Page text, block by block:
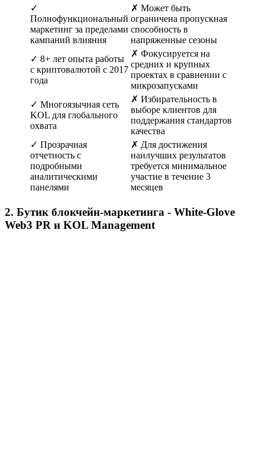
✓
Полнофункциональный
маркетинг за пределами
кампаний влияния
✗ Может быть
ограничена пропускная
способность в
напряженные сезоны
✓ 8+ лет опыта работы
с криптовалютой с 2017
года
✗ Фокусируется на
средних и крупных
проектах в сравнении с
микрозапусками
✓ Многоязычная сеть
KOL для глобального
охвата
✗ Избирательность в
выборе клиентов для
поддержания стандартов
качества
✓ Прозрачная
отчетность с
подробными
аналитическими
панелями
✗ Для достижения
наилучших результатов
требуется минимальное
участие в течение 3
месяцев
2. Бутик блокчейн-маркетинга - White-Glove
Web3 PR и KOL Management